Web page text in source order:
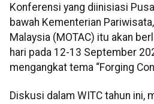
Konferensi yang diinisiasi
bawah Kementerian
Malaysia (MOTAC) itu akan
hari pada 12-13 September
mengangkat tema “Forging
Diskusi dalam WITC tahun ini,